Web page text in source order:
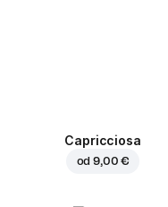
Capricciosa
od9,00 €